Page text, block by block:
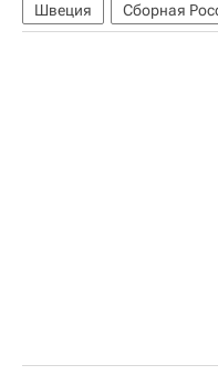
Швеция Сборная